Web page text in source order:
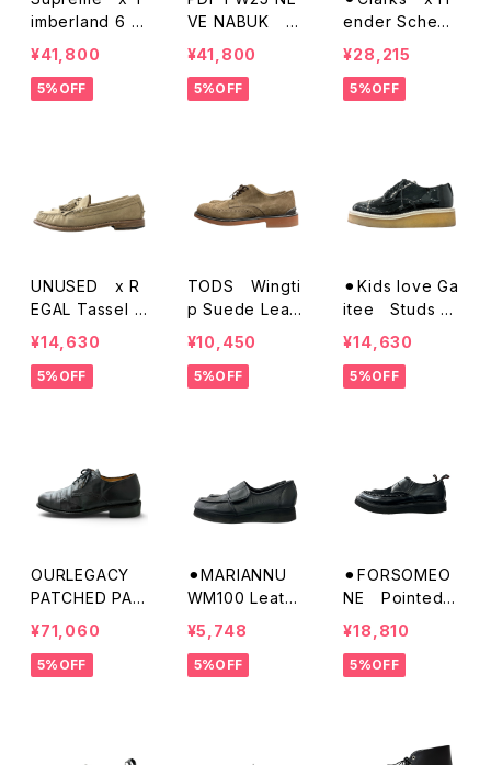
imberland 6 In
ch Premium W
aterproof Boo
t Wheat
¥41,800
5%OFF
VE NABUK B
oots
¥41,800
5%OFF
ender Schem
e Peace Tipデ
ザートブーツ
¥28,215
5%OFF
UNUSED x R
EGAL Tassel S
uede Loafer
¥14,630
5%OFF
TODS Wingti
p Suede Leat
her Shoes
¥10,450
5%OFF
⚫︎Kids love Ga
itee Studs p
atent Leather
Shoes
¥14,630
5%OFF
OURLEGACY
PATCHED PAR
ADE
¥71,060
5%OFF
⚫︎MARIANNU
WM100 Leath
er Shoes
¥5,748
5%OFF
⚫︎FORSOMEO
NE Pointed S
uede Leather
Shoes
¥18,810
5%OFF